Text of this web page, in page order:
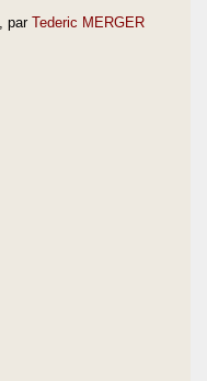
, par Tederic MERGER